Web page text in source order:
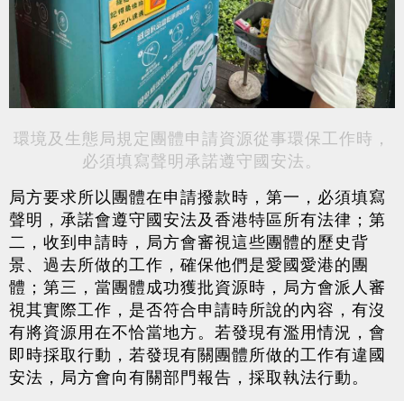
環境及生態局規定團體申請資源從事環保工作時，
必須填寫聲明承諾遵守國安法。
局方要求所以團體在申請撥款時，第一，必須填寫
聲明，承諾會遵守國安法及香港特區所有法律；第
二，收到申請時，局方會審視這些團體的歷史背
景、過去所做的工作，確保他們是愛國愛港的團
體；第三，當團體成功獲批資源時，局方會派人審
視其實際工作，是否符合申請時所說的內容，有沒
有將資源用在不恰當地方。若發現有濫用情況，會
即時採取行動，若發現有關團體所做的工作有違國
安法，局方會向有關部門報告，採取執法行動。